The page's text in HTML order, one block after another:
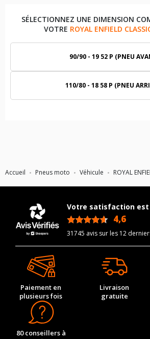
Accueil Pneus moto Véhicule ROYAL
SÉLECTIONNEZ UNE DIMENSION
VOTRE ROYAL ENFIELD
90/90 - 19 52 P (PNEU
110/80 - 18 58 P (PNEU
Votre satisfaction
4,6
31745 avis sur les 12
Paiement en
plusieurs fois
Livraison
gratuite
80 conseillers à